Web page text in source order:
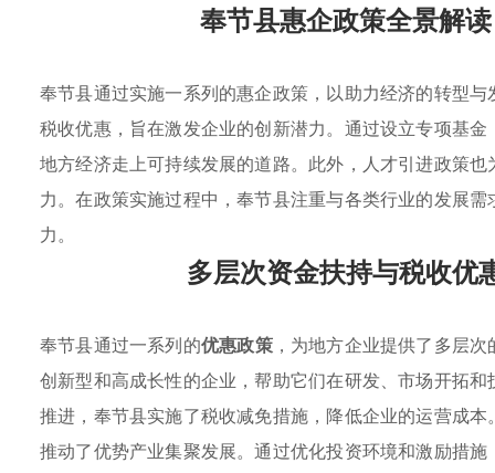
奉节县惠企政策全景解
奉节县通过实施一系列的惠企政策，以助力经济的转型
税收优惠，旨在激发企业的创新潜力。通过设立专项基
地方经济走上可持续发展的道路。此外，人才引进政策
力。在政策实施过程中，奉节县注重与各类行业的发展
力。
多层次资金扶持与税收优
奉节县通过一系列的优惠政策，为地方企业提供了多层
创新型和高成长性的企业，帮助它们在研发、市场开拓
推进，奉节县实施了税收减免措施，降低企业的运营成
推动了优势产业集聚发展。通过优化投资环境和激励措